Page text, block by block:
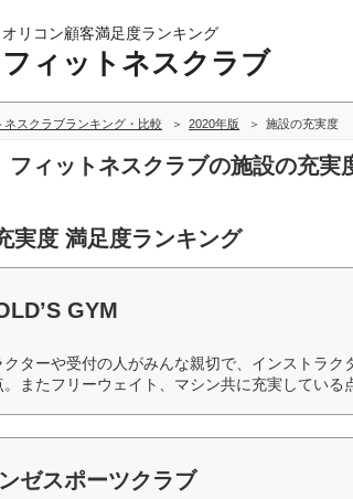
オリコン顧客満足度ランキング
フィットネスクラブ
ネスクラブランキング・比較 2020年版 施設の充実度
フィットネスクラブの施設の充
実度 満足度ランキング
GYM
クターや受付の人がみんな親切で、インストラク
。またフリーウェイト、マシン共に充実している
ゼスポーツクラブ